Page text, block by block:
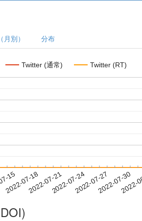
別） 分布
Twitter (通常) Twitter (RT)
15
2022-07-182022-07-212022-07-242022-07-272022-07-30